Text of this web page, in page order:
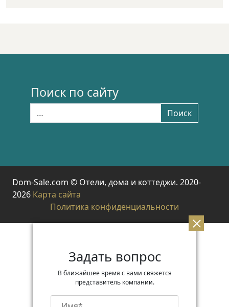
Поиск по сайту
Поиск
Dom-Sale.com © Отели, дома и коттеджи. 2020-
2026 Карта сайта
Политика конфиденциальности
Задать вопрос
В ближайшее время с вами свяжется
представитель компании.